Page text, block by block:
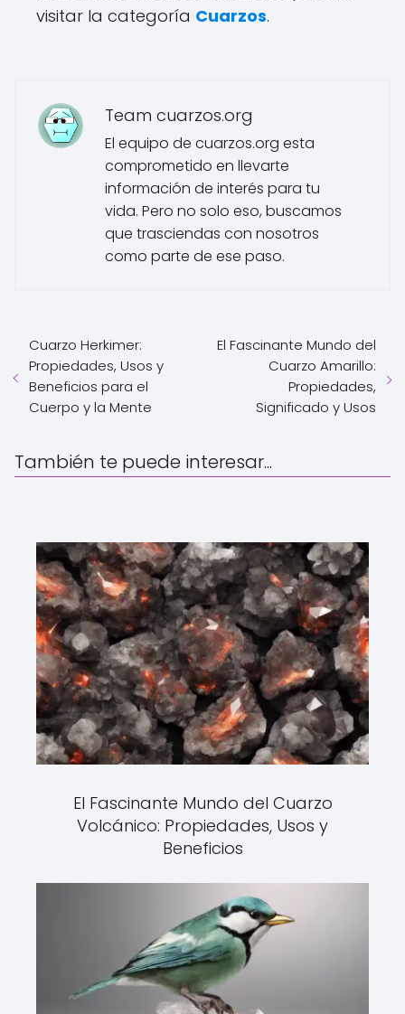
visitar la categoría Cuarzos.
Team cuarzos.org
El equipo de cuarzos.org esta
comprometido en llevarte
información de interés para tu
vida. Pero no solo eso, buscamos
que trasciendas con nosotros
como parte de ese paso.
Cuarzo Herkimer:
Propiedades, Usos y
Beneficios para el
Cuerpo y la Mente
El Fascinante Mundo del
Cuarzo Amarillo:
Propiedades,
Significado y Usos
También te puede interesar...
El Fascinante Mundo del Cuarzo
Volcánico: Propiedades, Usos y
Beneficios